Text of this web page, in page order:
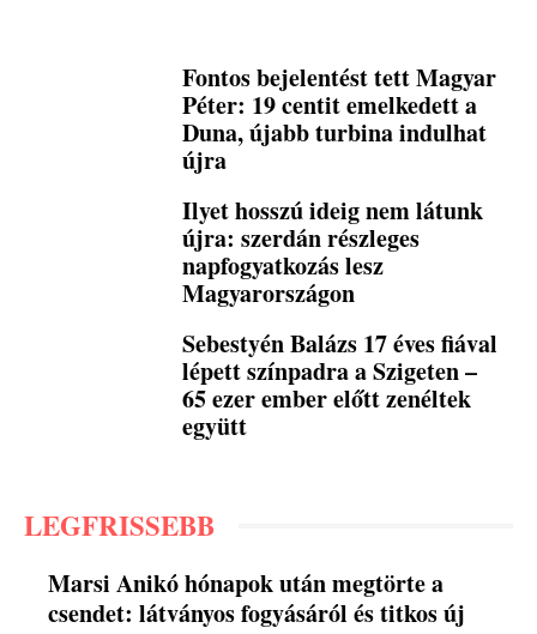
Fontos bejelentést tett Magyar
Péter: 19 centit emelkedett a
Duna, újabb turbina indulhat
újra
Ilyet hosszú ideig nem látunk
újra: szerdán részleges
napfogyatkozás lesz
Magyarországon
Sebestyén Balázs 17 éves fiával
lépett színpadra a Szigeten –
65 ezer ember előtt zenéltek
együtt
LEGFRISSEBB
Marsi Anikó hónapok után megtörte a
csendet: látványos fogyásáról és titkos új